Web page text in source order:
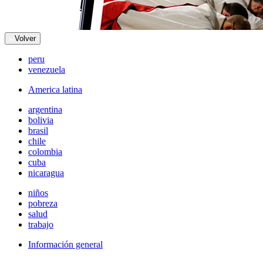
Volver
peru
venezuela
America latina
argentina
bolivia
brasil
chile
colombia
cuba
nicaragua
niños
pobreza
salud
trabajo
Información general